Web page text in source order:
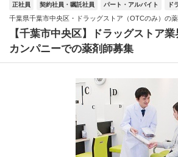
正社員 契約社員・嘱託社員 パート・アルバイト ド
千葉県千葉市中央区・ドラッグストア（OTCのみ）の
【千葉市中央区】ドラッグストア
カンパニーでの薬剤師募集